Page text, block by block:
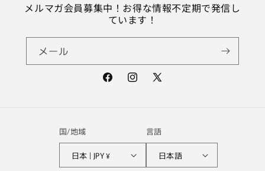
メルマガ会員募集中！お得な情報不定期で発信し
ています！
メール
FacebookInstagram
X
国/地域
日本 | JPY ¥
言語
日本語